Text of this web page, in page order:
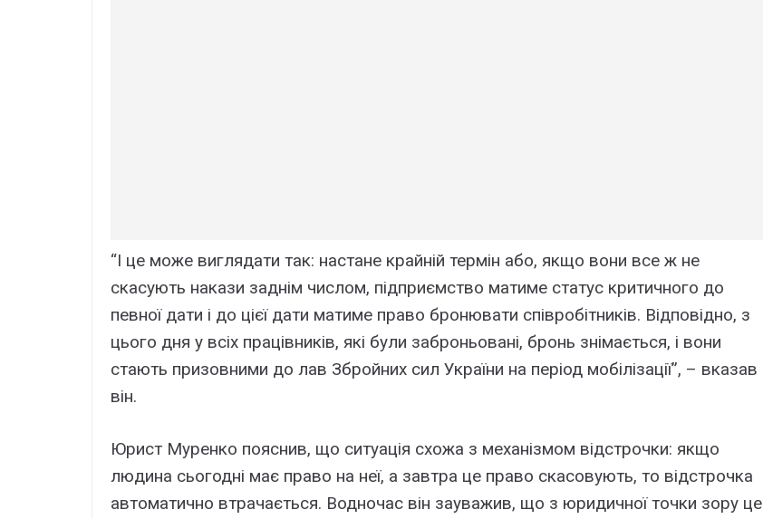
“І це може виглядати так: настане крайній термін або, якщо вони все ж не
скасують накази заднім числом, підприємство матиме статус критичного до
певної дати і до цієї дати матиме право бронювати співробітників. Відповідно, з
цього дня у всіх працівників, які були заброньовані, бронь знімається, і вони
стають призовними до лав Збройних сил України на період мобілізації”, – вказав
він.
Юрист Муренко пояснив, що ситуація схожа з механізмом відстрочки: якщо
людина сьогодні має право на неї, а завтра це право скасовують, то відстрочка
автоматично втрачається. Водночас він зауважив, що з юридичної точки зору це